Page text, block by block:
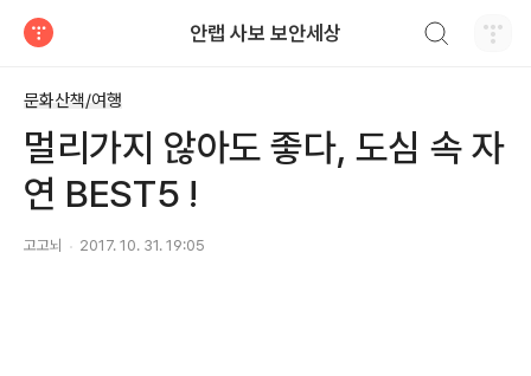
안랩 사보 보안세상
문화산책/여행
멀리가지 않아도 좋다, 도심 속 자
연 BEST5 !
고고뇌 2017. 10. 31. 19:05